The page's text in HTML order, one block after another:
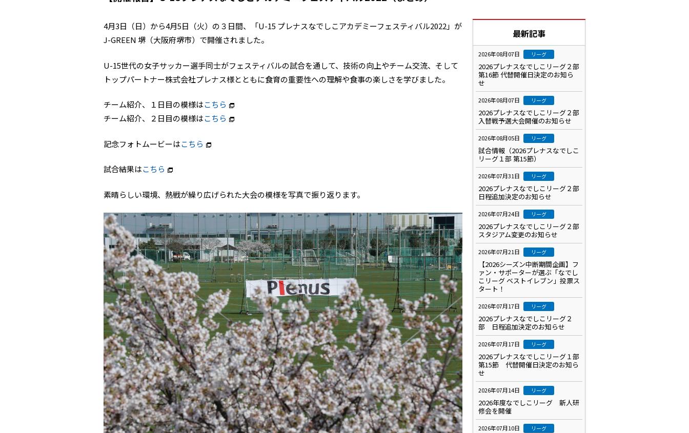
4月3日（日）から4月5日（火）の３日間、「U-15 プレナスなでしこアカデミーフェスティバル2022」が
J-GREEN 堺（大阪府堺市）で開催されました。
U-15世代の女子サッカー選手同士がフェスティバルの試合を通して、技術の向上やチーム交流、そして
トップパートナー株式会社プレナス様とともに食育の重要性への理解や食事の楽しさを学びました。
チーム紹介、１日目の模様はこちら
チーム紹介、２日目の模様はこちら
記念フォトムービーはこちら
試合結果はこちら
素晴らしい環境、熱戦が繰り広げられた大会の模様を写真で振り返ります。
最新記事
2026年08月07日 リーグ
2026プレナスなでしこリーグ２部
第16節 代替開催日決定のお知ら
せ
2026年08月07日 リーグ
2026プレナスなでしこリーグ２部
入替戦予選大会開催のお知らせ
2026年08月05日 リーグ
試合情報（2026プレナスなでしこ
リーグ１部 第15節）
2026年07月31日 リーグ
2026プレナスなでしこリーグ２部
日程追加決定のお知らせ
2026年07月24日 リーグ
2026プレナスなでしこリーグ２部
スタジアム変更のお知らせ
2026年07月21日 リーグ
【2026シーズン中断期間企画】フ
ァン・サポーターが選ぶ「なでし
こリーグ ベストイレブン」投票ス
タート！
2026年07月17日 リーグ
2026プレナスなでしこリーグ２
部 日程追加決定のお知らせ
2026年07月17日 リーグ
2026プレナスなでしこリーグ１部
第15節 代替開催日決定のお知ら
せ
2026年07月14日 リーグ
2026年度なでしこリーグ 新人研
修会を開催
2026年07月10日 リーグ